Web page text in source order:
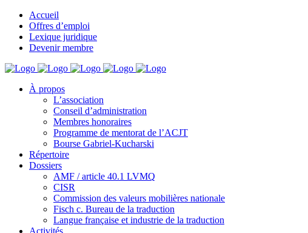
Accueil
Offres d’emploi
Lexique juridique
Devenir membre
À propos
L’association
Conseil d’administration
Membres honoraires
Programme de mentorat de l’ACJT
Bourse Gabriel-Kucharski
Répertoire
Dossiers
AMF / article 40.1 LVMQ
CISR
Commission des valeurs mobilières nationale
Fisch c. Bureau de la traduction
Langue française et industrie de la traduction
Activités